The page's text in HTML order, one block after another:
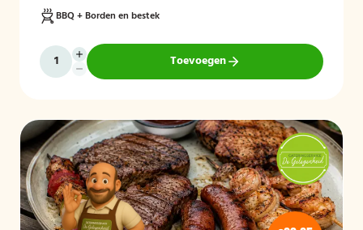
BBQ + Borden en bestek
Toevoegen